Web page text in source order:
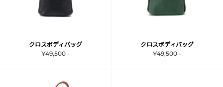
クロスボディバッグ
¥49,500 -
クロスボディバッグ
¥49,500 -